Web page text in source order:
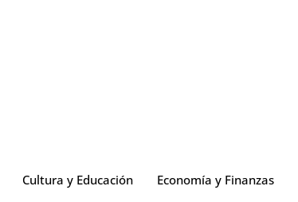
Cultura y Educación Economía y Finanzas